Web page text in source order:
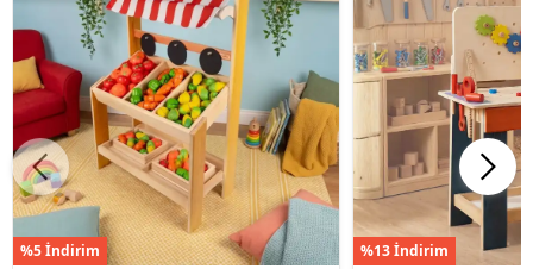
%5 İndirim %13 İndirim